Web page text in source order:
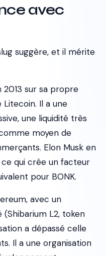
avec
suggère, et il mérite
2013 sur sa propre
Il a une
une liquidité très
moyen de
Elon Musk en
qui crée un facteur
pour BONK.
avec un
L2, token
a dépassé celle
Il a une organisation